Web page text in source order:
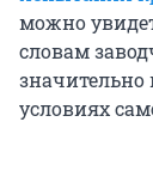
можно
словам
условиях